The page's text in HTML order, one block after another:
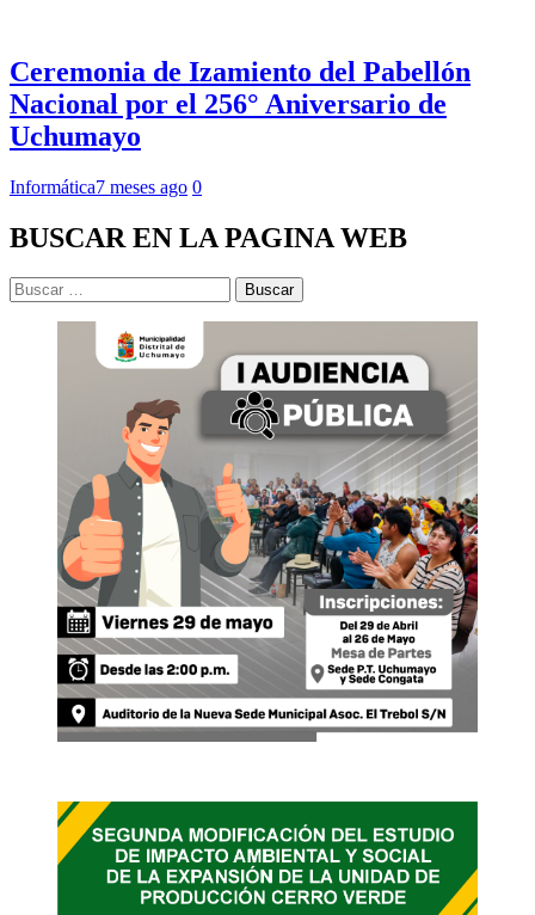
Ceremonia de Izamiento del Pabellón
Nacional por el 256° Aniversario de
Uchumayo
Informática7 meses ago 0
BUSCAR EN LA PAGINA WEB
Buscar: